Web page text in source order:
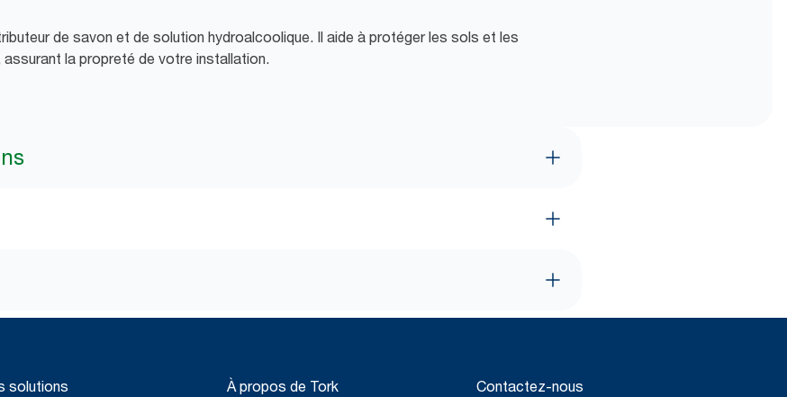
de savon et de solution hydroalcoolique. Il aide à protéger les sols et les
la propreté de votre installation.
solutions À propos de Tork Contactez-nous